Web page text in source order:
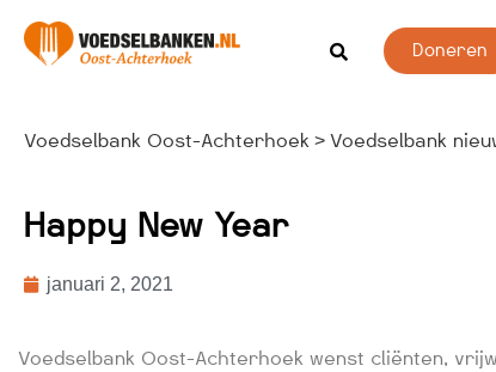
Doneren
Voedselbank Oost-Achterhoek > Voedselbank
Happy New Year
januari 2, 2021
Voedselbank Oost-Achterhoek wenst cliënten,